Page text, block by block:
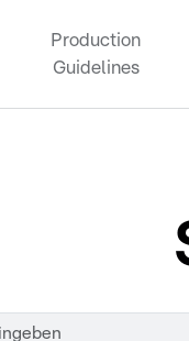
Production
Guidelines